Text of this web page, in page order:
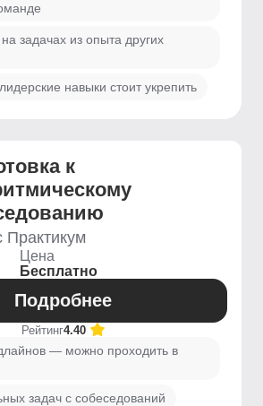
задачах из опыта других
навыки стоит укрепить
к
Практикум
Цена
Бесплатно
Подробнее
Рейтинг4.40
— можно проходить в
задач с собеседований